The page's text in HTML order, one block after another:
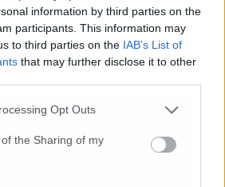
information by third parties on the
participants. This information may
to third parties on the IAB’s List of
that may further disclose it to other
Opt Outs
the Sharing of my
930 ettari di vigneti, di
biologica, Moncaro
la continuità qualitativa